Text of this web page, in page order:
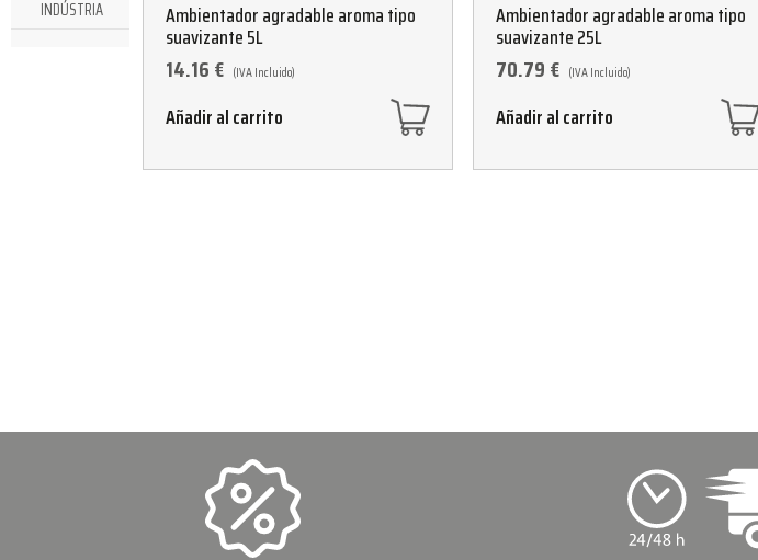
INDÚSTRIA Ambientador agradable aroma tipo
suavizante 5L
14.16€ (IVA Incluido)
Añadir al carrito
Ambientador agradable aroma tipo
suavizante 25L
70.79€ (IVA Incluido)
Añadir al carrito